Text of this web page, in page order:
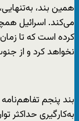
همین بند،
می‌کند. اسرائیل
کرده است که تا
نخواهد کرد و از
بند پنجم